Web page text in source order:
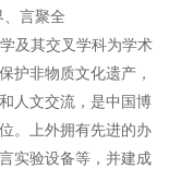
言聚全
及其交叉学科为学术
护非物质文化遗产，
人文交流，是中国博
。上外拥有先进的办
实验设备等，并建成